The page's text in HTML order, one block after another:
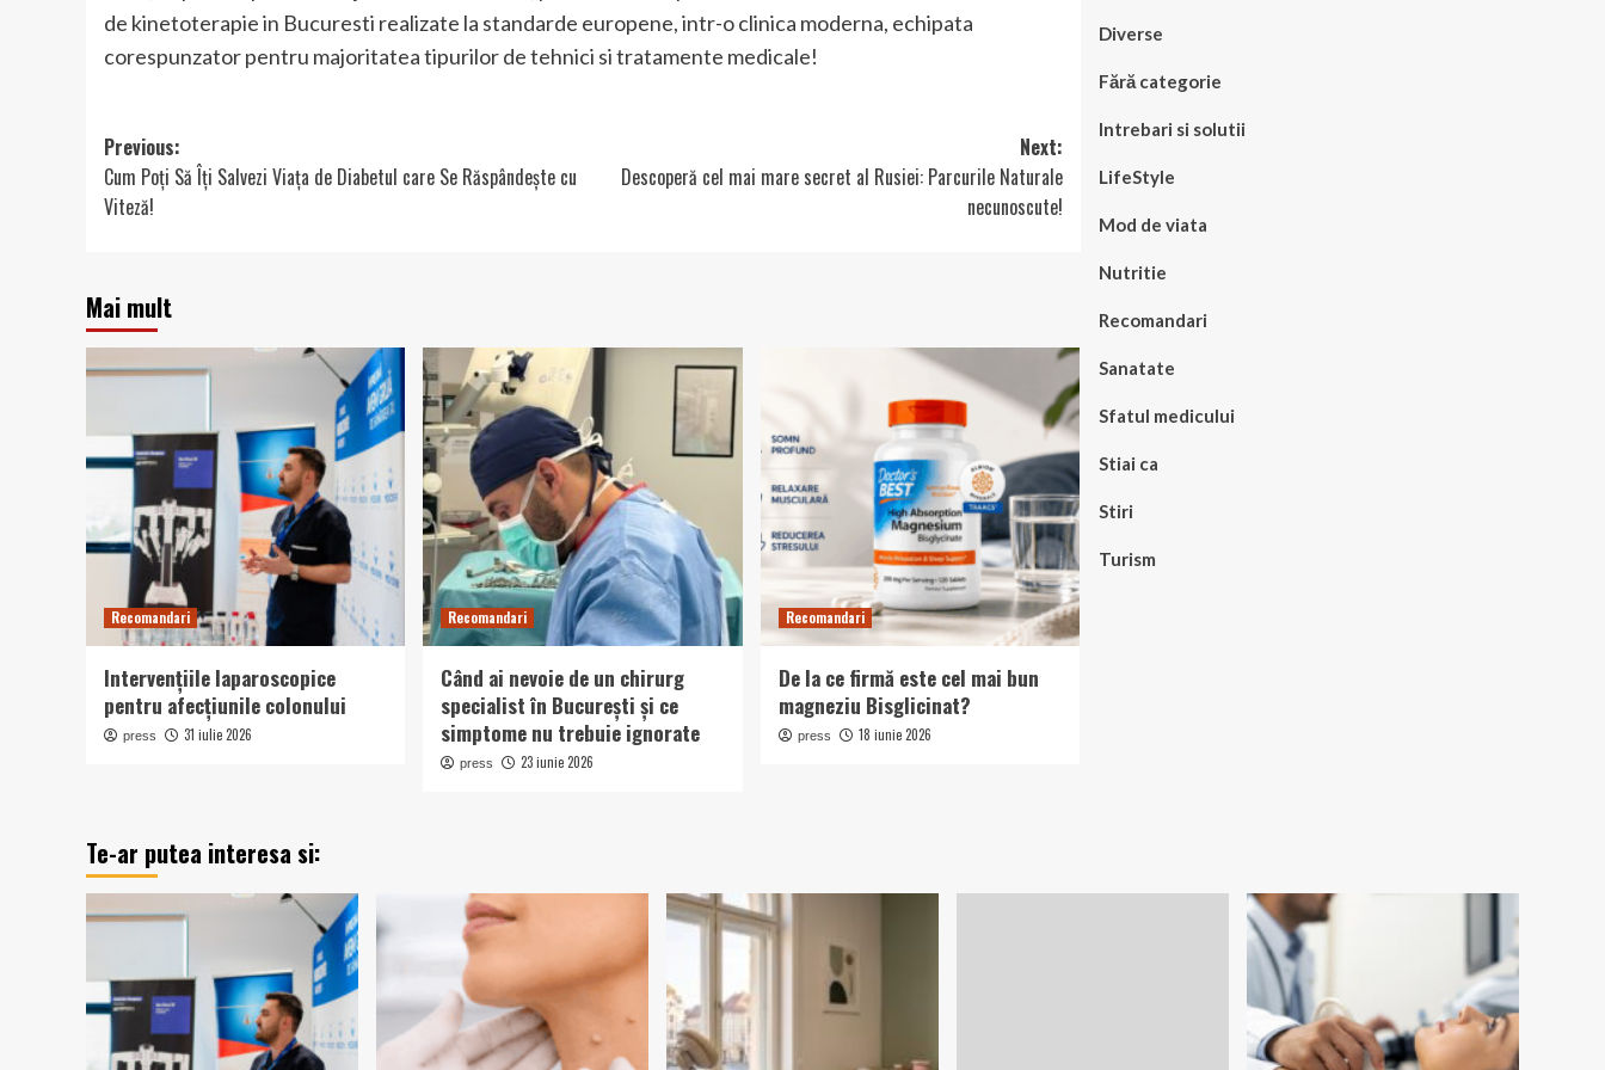
de kinetoterapie in Bucuresti realizate la standarde europene, intr-o clinica moderna, echipata
corespunzator pentru majoritatea tipurilor de tehnici si tratamente medicale!
Post
navigation
Previous:
Cum Poți Să Îți Salvezi Viața de Diabetul care Se Răspândește cu
Viteză!
Next:
Descoperă cel mai mare secret al Rusiei: Parcurile Naturale
necunoscute!
Mai mult
Recomandari
Intervențiile laparoscopice
pentru afecțiunile colonului
press 31 iulie 2026
Recomandari
Când ai nevoie de un chirurg
specialist în București și ce
simptome nu trebuie ignorate
press 23 iunie 2026
Recomandari
De la ce firmă este cel mai bun
magneziu Bisglicinat?
press 18 iunie 2026
Diverse
Fără categorie
Intrebari si solutii
LifeStyle
Mod de viata
Nutritie
Recomandari
Sanatate
Sfatul medicului
Stiai ca
Stiri
Turism
Te-ar putea interesa si: